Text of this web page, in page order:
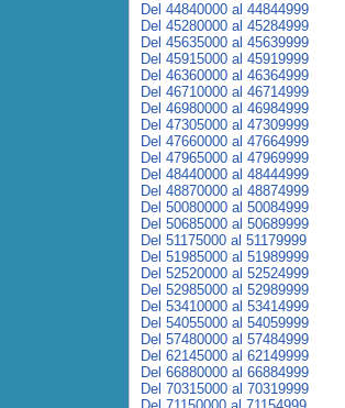
Del 44840000 al 44844999
Del 45280000 al 45284999
Del 45635000 al 45639999
Del 45915000 al 45919999
Del 46360000 al 46364999
Del 46710000 al 46714999
Del 46980000 al 46984999
Del 47305000 al 47309999
Del 47660000 al 47664999
Del 47965000 al 47969999
Del 48440000 al 48444999
Del 48870000 al 48874999
Del 50080000 al 50084999
Del 50685000 al 50689999
Del 51175000 al 51179999
Del 51985000 al 51989999
Del 52520000 al 52524999
Del 52985000 al 52989999
Del 53410000 al 53414999
Del 54055000 al 54059999
Del 57480000 al 57484999
Del 62145000 al 62149999
Del 66880000 al 66884999
Del 70315000 al 70319999